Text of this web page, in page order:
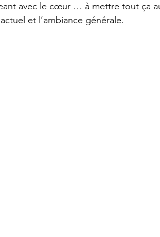
avec le cœur … à mettre tout ça
et l’ambiance générale.